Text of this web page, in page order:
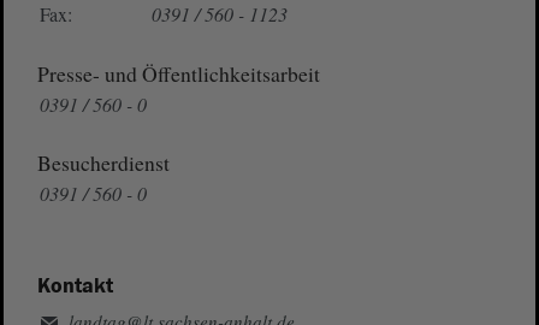
Fax:
0391 / 560 - 1123
Presse- und Öffentlichkeitsarbeit
0391 / 560 - 0
Besucherdienst
0391 / 560 - 0
Kontakt